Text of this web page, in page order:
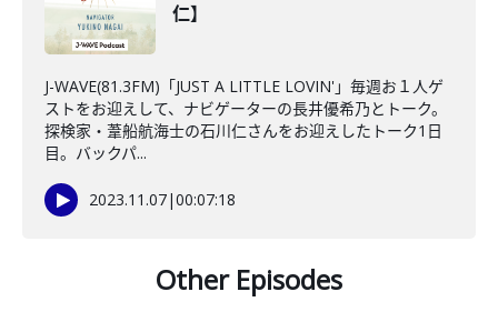
仁】
J-WAVE(81.3FM)「JUST A LITTLE LOVIN'」毎週お１人ゲ
ストをお迎えして、ナビゲーターの長井優希乃とトーク。
探検家・葦船航海士の石川仁さんをお迎えしたトーク1日
目。バックパ...
2023.11.07|00:07:18
Other Episodes